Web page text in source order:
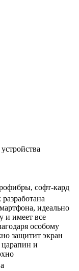
софт-кард
идеально
и имеет все
особому
защитит экран
царапин и